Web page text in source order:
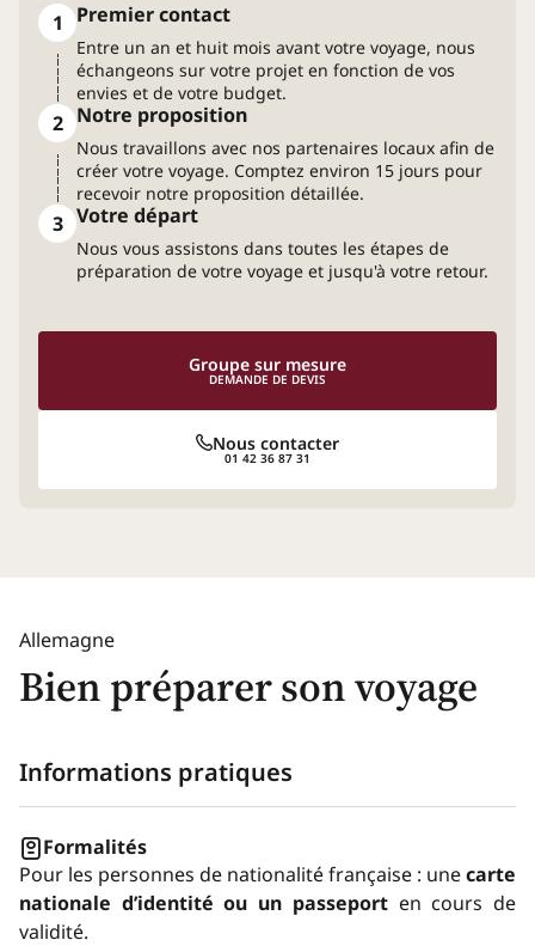
1 Premier contact
Entre un an et huit mois avant votre voyage, nous
échangeons sur votre projet en fonction de vos
envies et de votre budget.
2 Notre proposition
Nous travaillons avec nos partenaires locaux afin de
créer votre voyage. Comptez environ 15 jours pour
recevoir notre proposition détaillée.
3 Votre départ
Nous vous assistons dans toutes les étapes de
préparation de votre voyage et jusqu'à votre retour.
Nous contacter
01 42 36 87 31
Groupe sur mesure
DEMANDE DE DEVIS
Allemagne
Bien préparer son voyage
Informations pratiques
Formalités
Pour les personnes de nationalité française : unecarte
nationale d’identité ou un passeporten cours de
validité.